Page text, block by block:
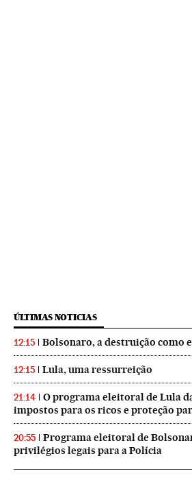
ÚLTIMAS NOTICIAS
12:15 Bolsonaro, a destruição como
12:15 Lula, uma ressurreição
21:14
O programa eleitoral de Lula
impostos para os ricos e proteção
20:55
Programa eleitoral de
privilégios legais para a Polícia